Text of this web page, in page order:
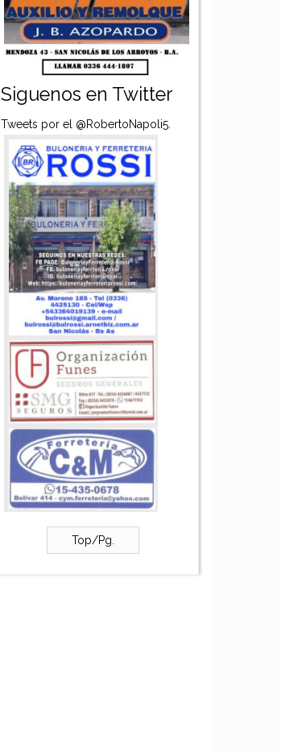
Siguenos en Twitter
Tweets por el @RobertoNapoli5.
Top/Pg.